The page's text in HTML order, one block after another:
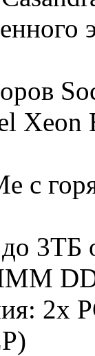
с
3ТБ
2x